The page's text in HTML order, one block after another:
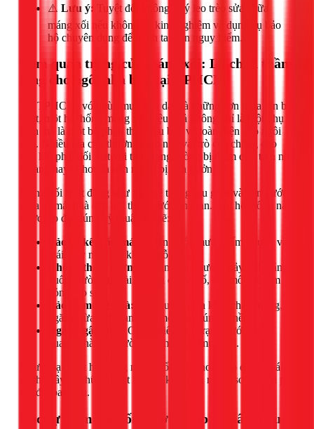
⚠️ Lưu ý:
Tuyệt đối không tự ý leo trèo sửa chữa
máng xối nếu không có kinh nghiệm và dụng cụ bảo
hộ chuyên dụng để tránh tai nạn nguy hiểm.
Tầm quan trọng của máng xối: Lá chắn thầm
lặng cho ngôi nhà bạn tại TPHCM
Tại TPHCM, với mùa mưa kéo dài và những cơn mưa lớn bất
chợt, một hệ thống máng xối hiệu quả không chỉ là một phụ
kiện mà là một bộ phận thiết yếu bảo vệ toàn diện cho ngôi
nhà. Nhiều gia chủ thường xem nhẹ vai trò của chúng cho
đến khi phải đối mặt với tình trạng tường bị thấm dột, trần nhà
ố vàng hay tệ hơn là nền móng bị ảnh hưởng.
Máng xối hoạt động như một hệ thống thu gom và dẫn nước
mưa từ mái nhà đến nơi thoát nước an toàn. Khi hệ thống này
được lắp đặt đúng kỹ thuật, nó sẽ:
Bảo vệ kết cấu mái:
Ngăn nước mưa ngấm ngược vào
mái, gây mục nát khung gỗ, xà gồ.
Chống thấm tường:
Ngăn dòng nước chảy xối thẳng
xuống tường ngoài, gây ra các vết ố, rêu mốc và làm
hỏng lớp sơn.
Bảo vệ móng nhà:
Dẫn nước ra xa khỏi chân móng,
ngăn ngừa tình trạng xói mòn, sụt lún đất nền.
Ngăn ngập úng:
Giảm thiểu tình trạng nước đọng
quanh nhà, sân vườn sau mỗi trận mưa lớn.
Ngược lại, một hệ thống máng xối bị lỗi hoặc lắp đặt sai cách
có thể gây ra những thiệt hại tốn kém hơn nhiều so với chi phí
lắp đặt ban đầu.
Các sự cố máng xối thường gặp và dấu hiệu